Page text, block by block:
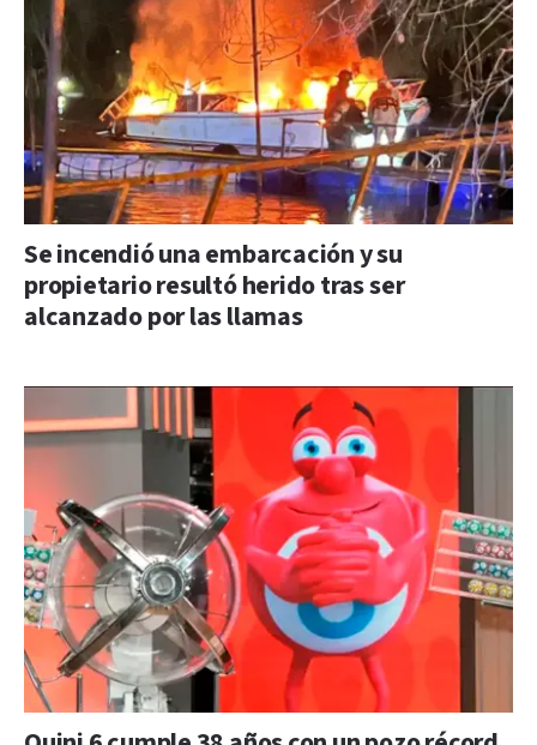
Se incendió una embarcación y su
propietario resultó herido tras ser
alcanzado por las llamas